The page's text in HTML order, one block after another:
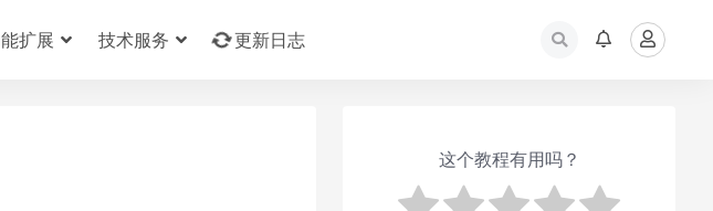
扩展 技术服务 更新日志
这个教程有用吗？